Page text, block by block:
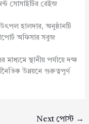
সোসাইটির রেইজ
হালদার, অনুষ্ঠানটি
অফিসার সবুজ
স্থানীয় পর্যায়ে দক্ষ
উন্নয়নে গুরুত্বপূর্ণ
Next পোস্ট →